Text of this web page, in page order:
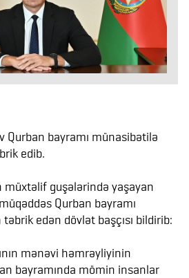
Qurban bayramı münasibətilə
edib.
müxtəlif guşələrində yaşayan
Qurban bayramı
edən dövlət başçısı bildirib:
mənəvi həmrəyliyinin
bayramında mömin insanlar